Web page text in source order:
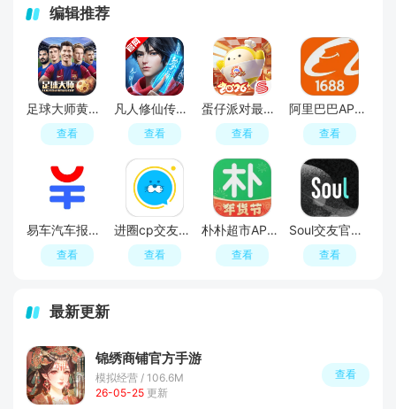
编辑推荐
足球大师黄金一代手游
查看
凡人修仙传人界篇手游2026最新版
查看
蛋仔派对最新版
查看
阿里巴巴APP2026官方版
查看
易车汽车报价APP官方正版
查看
进圈cp交友软件手机版
查看
朴朴超市APP最新版本
查看
Soul交友官方APP最新版
查看
最新更新
锦绣商铺官方手游
模拟经营 / 106.6M
26-05-25 更新
查看